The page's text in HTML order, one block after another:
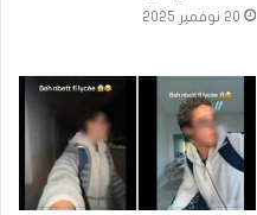
20 نوفمبر 2025